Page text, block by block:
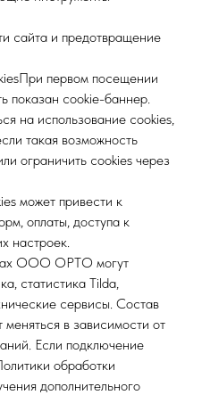
сайта и предотвращение
первом посещении
показан cookie-баннер.
на использование cookies,
такая возможность
ограничить cookies через
может привести к
оплаты, доступа к
настроек.
ООО ОРТО могут
статистика Tilda,
сервисы. Состав
в зависимости от
Если подключение
обработки
дополнительного